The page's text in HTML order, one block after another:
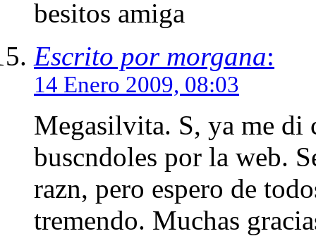
besitos amiga
Escrito por morgana:
14 Enero 2009, 08:03
Megasilvita. S, ya me di
buscndoles por la web.
razn, pero espero de
tremendo. Muchas